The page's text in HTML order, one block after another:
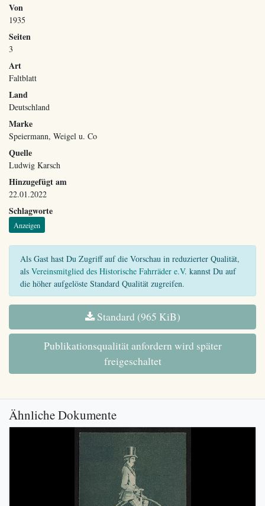
Von
1935
Seiten
3
Art
Faltblatt
Land
Deutschland
Marke
Speiermann, Weigel u. Co
Quelle
Ludwig Karsch
Hinzugefügt am
22.01.2022
Schlagworte
Anzeigen
Als Gast hast Du Zugriff auf die Vorschau in reduzierter Qualität,
als Vereinsmitglied des Historische Fahrräder e.V. kannst Du auf
die höher aufgelöste Standard Qualität zugreifen.
Standard (965 KiB)
Publikationsqualität anfordern wird später
freigeschaltet
Ähnliche Dokumente